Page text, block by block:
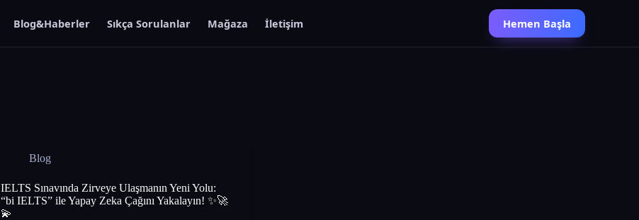
Blog&Haberler Sıkça Sorulanlar Mağaza İletişim Hemen Başla
Blog
IELTS Sınavında Zirveye Ulaşmanın Yeni Yolu:
“bi IELTS” ile Yapay Zeka Çağını Yakalayın! ✨🚀
💫